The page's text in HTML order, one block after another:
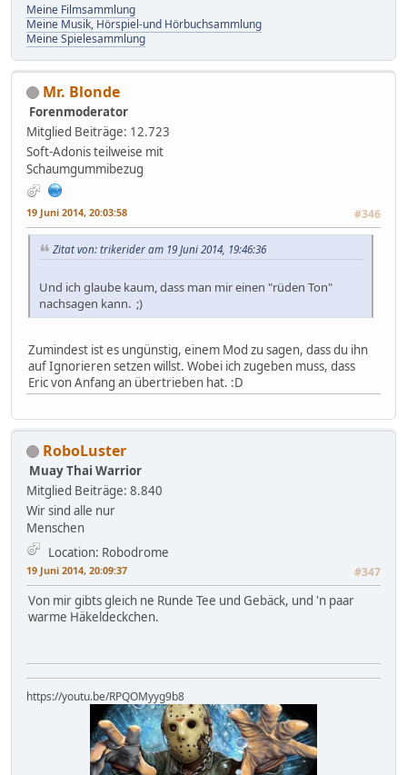
Meine Filmsammlung
Meine Musik, Hörspiel-und Hörbuchsammlung
Meine Spielesammlung
Mr. Blonde
Forenmoderator
Mitglied Beiträge: 12.723
Soft-Adonis teilweise mit
Schaumgummibezug
19 Juni 2014, 20:03:58 #346
Zitat von: trikerider am 19 Juni 2014, 19:46:36
Und ich glaube kaum, dass man mir einen "rüden Ton"
nachsagen kann. ;)
Zumindest ist es ungünstig, einem Mod zu sagen, dass du ihn
auf Ignorieren setzen willst. Wobei ich zugeben muss, dass
Eric von Anfang an übertrieben hat. :D
RoboLuster
Muay Thai Warrior
Mitglied Beiträge: 8.840
Wir sind alle nur
Menschen
Location: Robodrome
19 Juni 2014, 20:09:37 #347
Von mir gibts gleich ne Runde Tee und Gebäck, und 'n paar
warme Häkeldeckchen.
https://youtu.be/RPQOMyyg9b8